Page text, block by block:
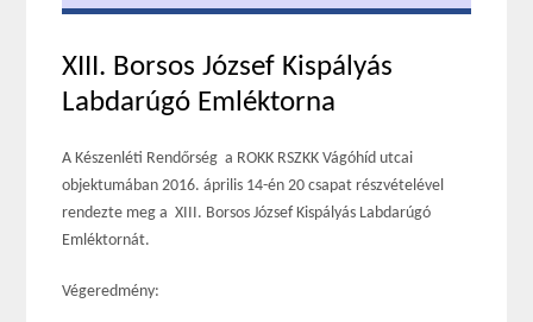
XIII. Borsos József Kispályás
Labdarúgó Emléktorna
A Készenléti Rendőrség a ROKK RSZKK Vágóhíd utcai
objektumában 2016. április 14-én 20 csapat részvételével
rendezte meg a XIII. Borsos József Kispályás Labdarúgó
Emléktornát.
Végeredmény: